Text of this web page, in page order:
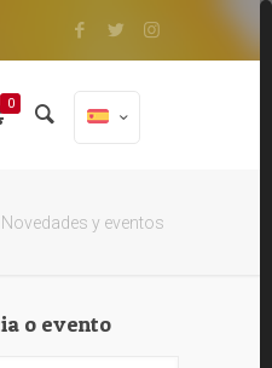
0
Novedades y eventos
o evento